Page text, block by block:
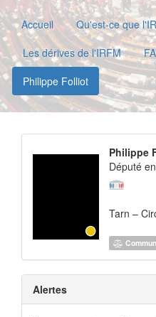
Accueil
Qu'est-ce que
Les dérives de l'IRFM
Philippe Folliot
Philippe
Député
Tarn –
Alertes